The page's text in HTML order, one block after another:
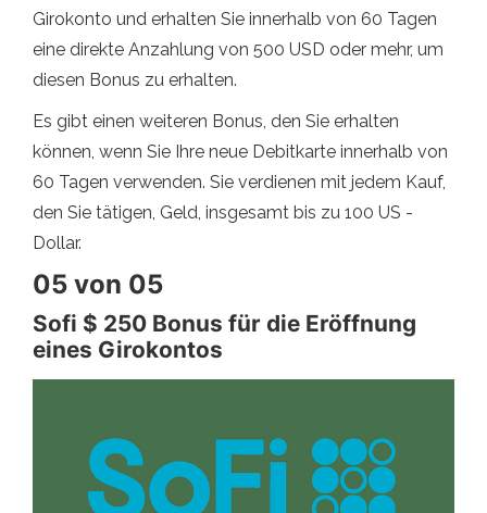
Girokonto und erhalten Sie innerhalb von 60 Tagen
eine direkte Anzahlung von 500 USD oder mehr, um
diesen Bonus zu erhalten.
Es gibt einen weiteren Bonus, den Sie erhalten
können, wenn Sie Ihre neue Debitkarte innerhalb von
60 Tagen verwenden. Sie verdienen mit jedem Kauf,
den Sie tätigen, Geld, insgesamt bis zu 100 US -
Dollar.
05 von 05
Sofi $ 250 Bonus für die Eröffnung
eines Girokontos